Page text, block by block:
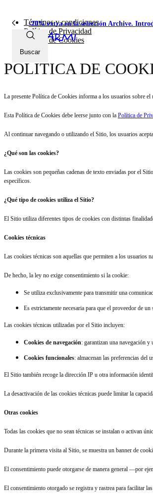
-20% extra en la selección Archive.
Buscar
Términos y condiciones
Política de Privacidad
Política de Cookies
POLÍTICA DE
La presente Política de Cookies informa a los usuarios sobre
Esta Política de Cookies debe leerse junto con la Política de
Al continuar navegando o utilizando el Sitio, los usuarios
¿Qué son las cookies?
Las cookies son pequeñas cadenas de texto enviadas por el
específicos.
¿Qué tipo de cookies utiliza el Sitio?
El Sitio utiliza diferentes tipos de cookies con distintas
Cookies técnicas
Las cookies técnicas son aquellas que permiten a los usuarios
De hecho, la ley no exige consentimiento si la cookie:
Se utiliza exclusivamente para transmitir una
Es estrictamente necesaria para que el proveedor de
Las cookies técnicas utilizadas por el Sitio incluyen:
Cookies de navegación: garantizan una navegación
Cookies funcionales: almacenan las preferencias del
El Sitio también recoge la dirección IP u otra información
La desactivación de las cookies técnicas puede limitar la
Otras cookies
Todas las cookies que no sean técnicas se instalan o activan
Durante la primera visita al Sitio, se muestra un banner de
El consentimiento puede otorgarse de manera general —por
El consentimiento otorgado se registra y rastrea para facilitar